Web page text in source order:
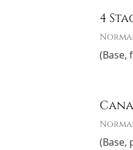
4
(Base,
(Base,